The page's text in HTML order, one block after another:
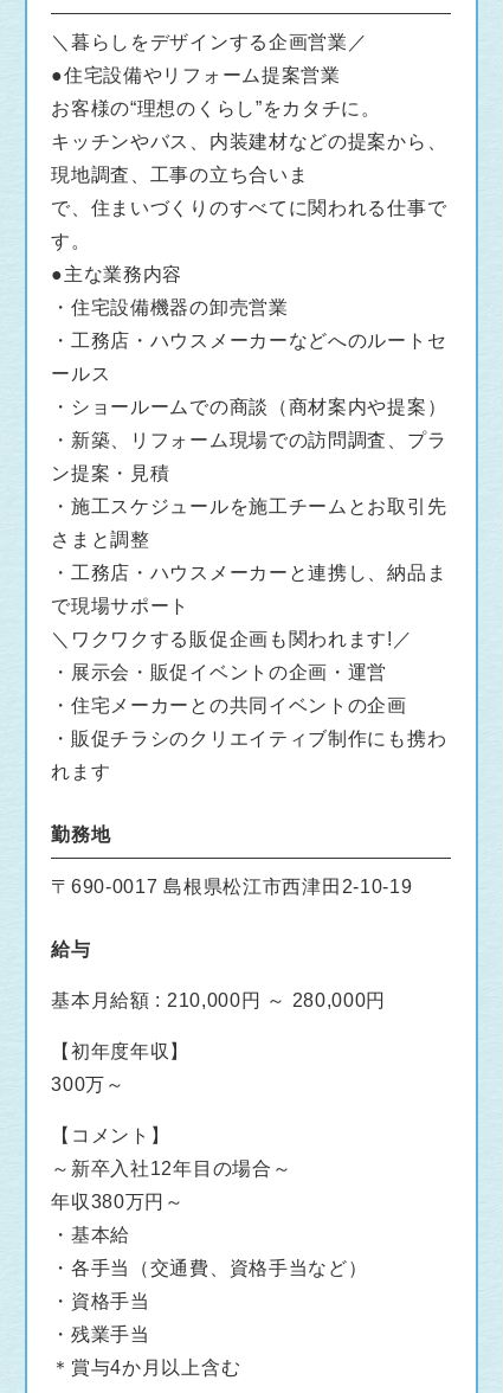
＼暮らしをデザインする企画営業／
●住宅設備やリフォーム提案営業
お客様の“理想のくらし”をカタチに。
キッチンやバス、内装建材などの提案から、
現地調査、工事の立ち合いま
で、住まいづくりのすべてに関われる仕事で
す。
●主な業務内容
・住宅設備機器の卸売営業
・工務店・ハウスメーカーなどへのルートセ
ールス
・ショールームでの商談（商材案内や提案）
・新築、リフォーム現場での訪問調査、プラ
ン提案・見積
・施工スケジュールを施工チームとお取引先
さまと調整
・工務店・ハウスメーカーと連携し、納品ま
で現場サポート
＼ワクワクする販促企画も関われます!／
・展示会・販促イベントの企画・運営
・住宅メーカーとの共同イベントの企画
・販促チラシのクリエイティブ制作にも携わ
れます
勤務地
〒690-0017 島根県松江市西津田2-10-19
給与
基本月給額 : 210,000円 ～ 280,000円
【初年度年収】
300万～
【コメント】
～新卒入社12年目の場合～
年収380万円～
・基本給
・各手当（交通費、資格手当など）
・資格手当
・残業手当
＊賞与4か月以上含む